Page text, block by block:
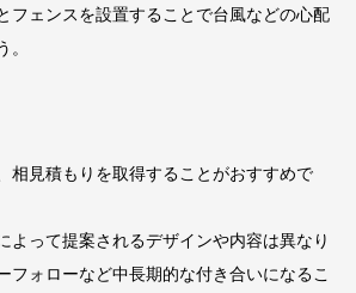
フェンスを設置することで台風などの心配
相見積もりを取得することがおすすめで
よって提案されるデザインや内容は異なり
フォローなど中長期的な付き合いになるこ